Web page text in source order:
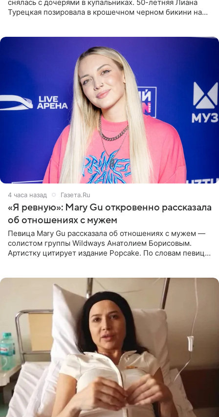
снялась с дочерями в купальниках. 50-летняя Лиана
Турецкая позировала в крошечном черном бикини на
4 часа назад Газета.Ru
«Я ревную»: Mary Gu откровенно рассказала
об отношениях с мужем
Певица Mary Gu рассказала об отношениях с мужем —
солистом группы Wildways Анатолием Борисовым.
Артистку цитирует издание Popcake. По словам певицы,